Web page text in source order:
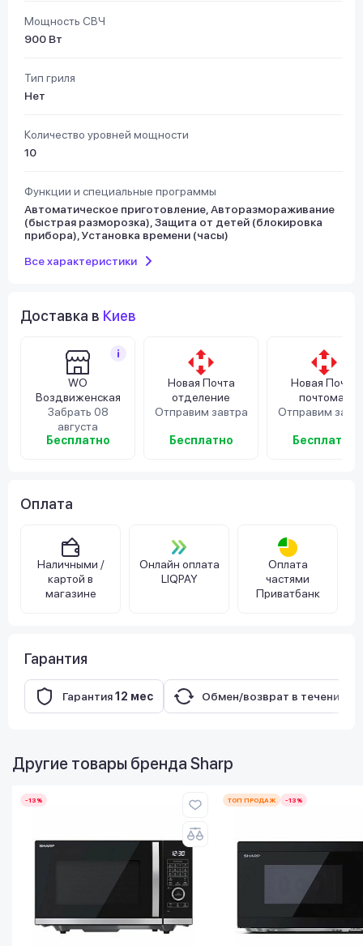
Мощность СВЧ
900 Вт
Тип гриля
Нет
Количество уровней мощности
10
Функции и специальные программы
Автоматическое приготовление, Авторазмораживание
(быстрая разморозка), Защита от детей (блокировка
прибора), Установка времени (часы)
Все характеристики
Доставка в Киев
WO
Воздвиженская
Забрать 08
августа
Бесплатно
Новая Почта
отделение
Отправим завтра
Бесплатно
Новая Почта
почтомат
Отправим
Бесплатно
Оплата
Наличными /
картой в
магазине
Онлайн оплата
LIQPAY
Оплата
частями
Приватбанк
Гарантия
Гарантия12 мес Обмен/возврат в течение
Другие товары бренда Sharp
-13% ТОП ПРОДАЖ -13%